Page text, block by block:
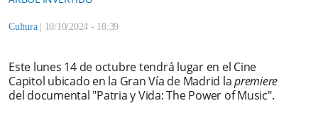
Cultura | 10/10/2024 - 18:39
Este lunes 14 de octubre tendrá lugar en el Cine
Capitol ubicado en la Gran Vía de Madrid lapremiere
del documental "Patria y Vida: The Power of Music".